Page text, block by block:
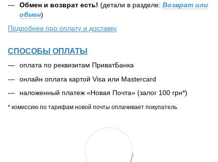
Обмен и возврат есть! (детали в разделе: Возврат или
обмен)
Подробнее про оплату и доставку
СПОСОБЫ ОПЛАТЫ
оплата по реквизитам ПриватБанка
онлайн оплата картой Visa или Mastercard
наложенный платеж «Новая Почта» (залог 100 грн*)
* комиссию по тарифам новой почты оплачивает покупатель